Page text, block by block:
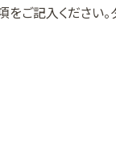
ご記入ください